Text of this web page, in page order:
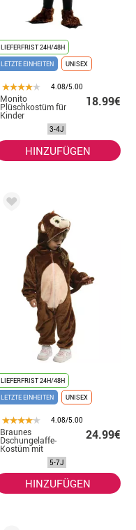
LIEFERFRIST 24H/48H
LETZTE EINHEITEN
UNISEX
4.08/5.00
Monito
Plüschkostüm für
Kinder
18.99€
3-4J
HINZUFÜGEN
LIEFERFRIST 24H/48H
LETZTE EINHEITEN
UNISEX
4.08/5.00
Braunes
Dschungelaffe-
Kostüm mit
24.99€
5-7J
HINZUFÜGEN